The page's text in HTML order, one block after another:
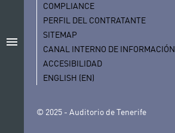
menu
COMPLIANCE
PERFIL DEL CONTRATANTE
SITEMAP
CANAL INTERNO DE INFORMACIÓN
ACCESIBILIDAD
ENGLISH (EN)
© 2025 - Auditorio de Tenerife